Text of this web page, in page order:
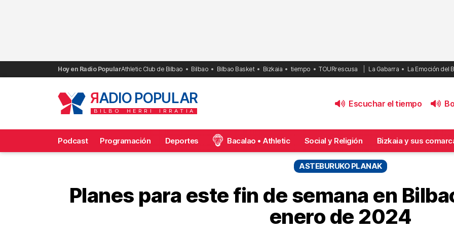
Hoy en Radio PopularAthletic Club de Bilbao Bilbao Bilbao Basket Bizkaia tiempo TOURrescusa La Gabarra La Emoción del
RADIO POPULAR
BILBO HERRI IRRATIA
Escuchar el tiempo
Podcast Programación Deportes Bacalao • Athletic Social y Religión Bizkaia y sus
ASTEBURUKO PLANAK
Planes para este fin de semana en
enero de 2024